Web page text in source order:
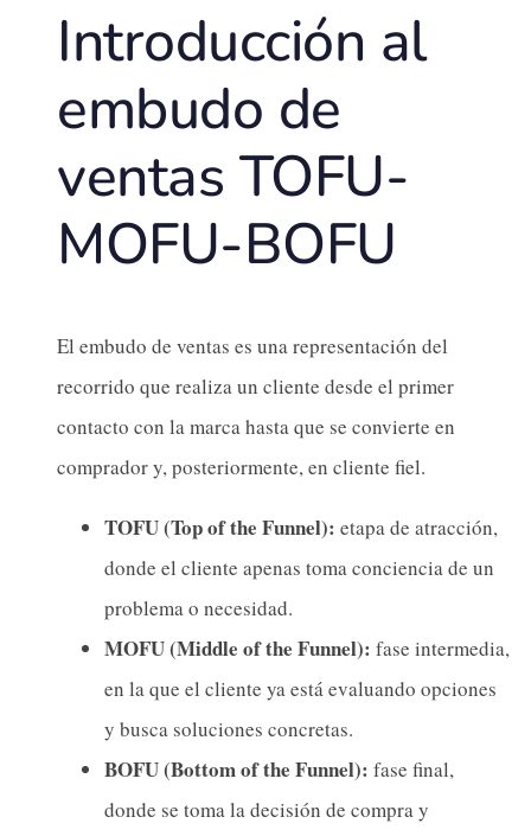
Introducción al
embudo de
ventas TOFU-
MOFU-BOFU
El embudo de ventas es una representación del
recorrido que realiza un cliente desde el primer
contacto con la marca hasta que se convierte en
comprador y, posteriormente, en cliente fiel.
TOFU (Top of the Funnel): etapa de atracción,
donde el cliente apenas toma conciencia de un
problema o necesidad.
MOFU (Middle of the Funnel): fase intermedia,
en la que el cliente ya está evaluando opciones
y busca soluciones concretas.
BOFU (Bottom of the Funnel): fase final,
donde se toma la decisión de compra y